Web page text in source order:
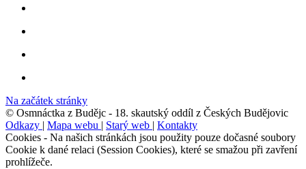
Na začátek stránky
© Osmnáctka z Budějc - 18. skautský oddíl z Českých Budějovic
Odkazy | Mapa webu | Starý web | Kontakty
Cookies - Na našich stránkách jsou použity pouze dočasné soubory
Cookie k dané relaci (Session Cookies), které se smažou při zavření
prohlížeče.